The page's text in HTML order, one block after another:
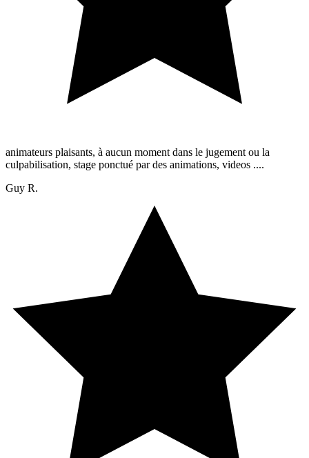
animateurs plaisants, à aucun moment dans le jugement ou la
culpabilisation, stage ponctué par des animations, videos ....
Guy R.